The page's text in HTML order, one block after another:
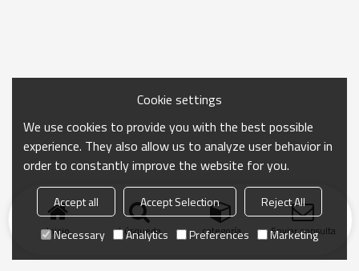
Inicio búsqueda categoría Enviar consulta
Cookie settings
We use cookies to provide you with the best possible
experience. They also allow us to analyze user behavior in
order to constantly improve the website for you.
Accept all Accept Selection
Reject All
Necessary
Analytics Preferences Marketing